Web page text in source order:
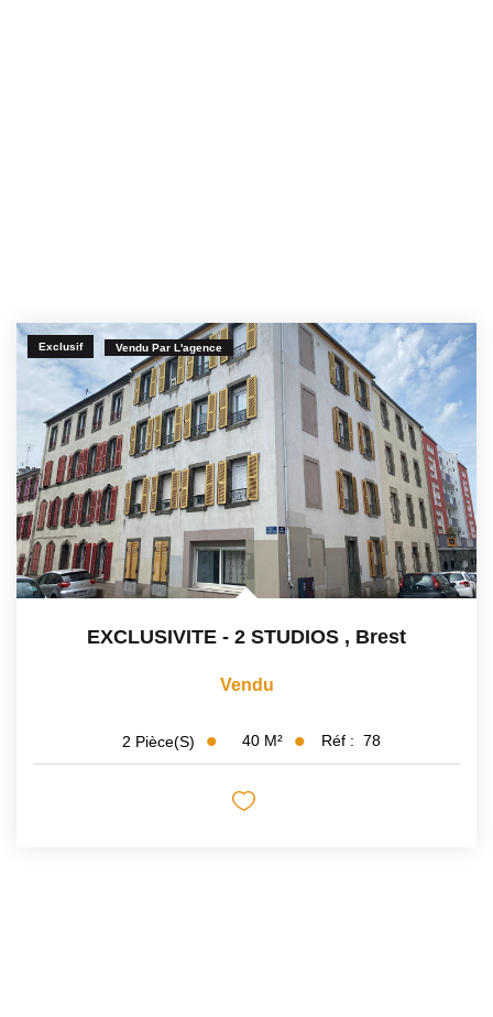
Exclusif Vendu Par L'agence
EXCLUSIVITE - 2 STUDIOS , Brest
Vendu
2 Pièce(s) 40 M² Réf : 78